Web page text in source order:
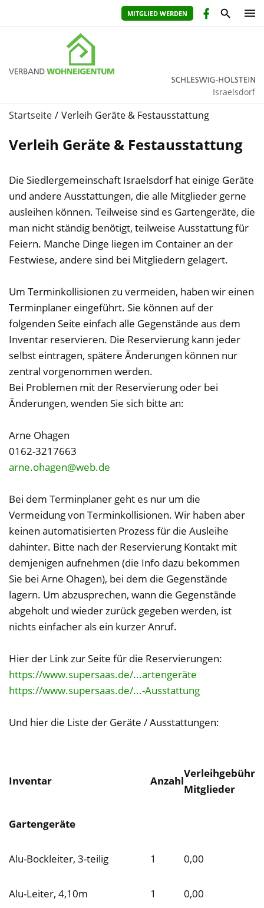
MITGLIED WERDEN
Israelsdorf
Startseite Verleih Geräte & Festausstattung
Verleih Geräte & Festausstattung
Die Siedlergemeinschaft Israelsdorf hat einige Geräte
und andere Ausstattungen, die alle Mitglieder gerne
ausleihen können. Teilweise sind es Gartengeräte, die
man nicht ständig benötigt, teilweise Ausstattung für
Feiern. Manche Dinge liegen im Container an der
Festwiese, andere sind bei Mitgliedern gelagert.
Um Terminkollisionen zu vermeiden, haben wir einen
Terminplaner eingeführt. Sie können auf der
folgenden Seite einfach alle Gegenstände aus dem
Inventar reservieren. Die Reservierung kann jeder
selbst eintragen, spätere Änderungen können nur
zentral vorgenommen werden.
Bei Problemen mit der Reservierung oder bei
Änderungen, wenden Sie sich bitte an:
Arne Ohagen
0162-3217663
arne.ohagen@web.de
Bei dem Terminplaner geht es nur um die
Vermeidung von Terminkollisionen. Wir haben aber
keinen automatisierten Prozess für die Ausleihe
dahinter. Bitte nach der Reservierung Kontakt mit
demjenigen aufnehmen (die Info dazu bekommen
Sie bei Arne Ohagen), bei dem die Gegenstände
lagern. Um abzusprechen, wann die Gegenstände
abgeholt und wieder zurück gegeben werden, ist
nichts einfacher als ein kurzer Anruf.
Hier der Link zur Seite für die Reservierungen:
https://www.supersaas.de/...artengeräte
https://www.supersaas.de/...-Ausstattung
Und hier die Liste der Geräte / Ausstattungen:
Inventar Anzahl
Verleihgebühr
Mitglieder
Gartengeräte
Alu-Bockleiter, 3-teilig 1 0,00
Alu-Leiter, 4,10m 1 0,00